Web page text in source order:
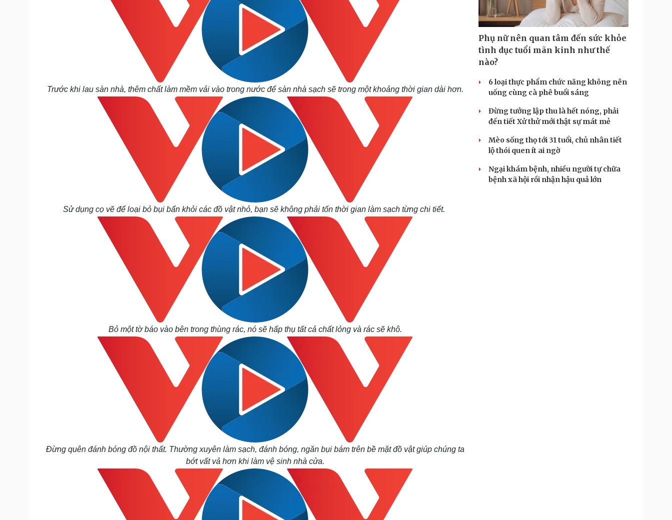
Trước khi lau sàn nhà, thêm chất làm mềm vải vào trong nước để sàn nhà sạch sẽ trong một khoảng thời gian dài hơn.
Sử dụng cọ vẽ để loại bỏ bụi bẩn khỏi các đồ vật nhỏ, bạn sẽ không phải tốn thời gian làm sạch từng chi tiết.
Bỏ một tờ báo vào bên trong thùng rác, nó sẽ hấp thụ tất cả chất lỏng và rác sẽ khô.
Đừng quên đánh bóng đồ nội thất. Thường xuyên làm sạch, đánh bóng, ngăn bụi bám trên bề mặt đồ vật giúp chúng ta
bớt vất vả hơn khi làm vệ sinh nhà cửa.
Phụ nữ nên quan tâm đến sức khỏe
tình dục tuổi mãn kinh như thế
nào?
6 loại thực phẩm chức năng không nên
uống cùng cà phê buổi sáng
Đừng tưởng lập thu là hết nóng, phải
đến tiết Xử thử mới thật sự mát mẻ
Mèo sống thọ tới 31 tuổi, chủ nhân tiết
lộ thói quen ít ai ngờ
Ngại khám bệnh, nhiều người tự chữa
bệnh xã hội rồi nhận hậu quả lớn